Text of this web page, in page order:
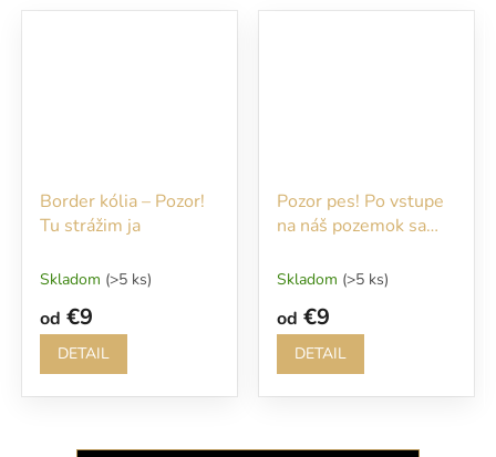
Border kólia – Pozor!
Tu strážim ja
Skladom (>5 ks)
od €9
DETAIL
Pozor pes! Po vstupe
na náš pozemok sa
venovať!!!
Skladom (>5 ks)
od €9
DETAIL